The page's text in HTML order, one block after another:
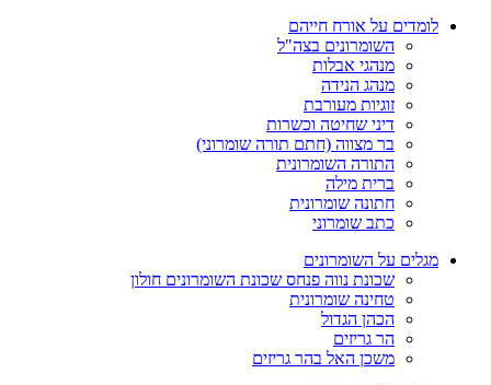
לומדים על אורח חייהם
השומרונים בצה"ל
מנהגי אבלות
מנהג הנידה
זוגיות מעורבת
דיני שחיטה וכשרות
בר מצווה (חתם תורה שומרוני)
התורה השומרונית
ברית מילה
חתונה שומרונית
כתב שומרוני
מגלים על השומרונים
שכונת נווה פנחס שכונת השומרונים חולון
טחינה שומרונית
הכהן הגדול
הר גריזים
משכן האל בהר גריזים